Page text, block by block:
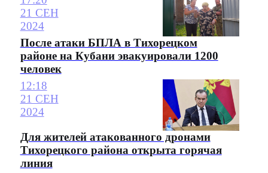
21 СЕН
2024
После атаки БПЛА в Тихорецком
районе на Кубани эвакуировали 1200
человек
12:18
21 СЕН
2024
Для жителей атакованного дронами
Тихорецкого района открыта горячая
линия